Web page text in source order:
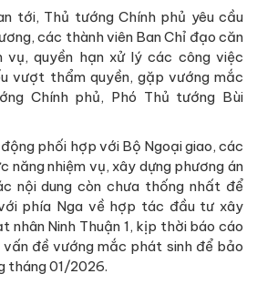
tới, Thủ tướng Chính phủ yêu cầu
các thành viên Ban Chỉ đạo căn
vụ, quyền hạn xử lý các công việc
vượt thẩm quyền, gặp vướng mắc
Chính phủ, Phó Thủ tướng Bùi
phối hợp với Bộ Ngoại giao, các
năng nhiệm vụ, xây dựng phương án
nội dung còn chưa thống nhất để
phía Nga về hợp tác đầu tư xây
nhân Ninh Thuận 1, kịp thời báo cáo
đề vướng mắc phát sinh để bảo
tháng 01/2026.